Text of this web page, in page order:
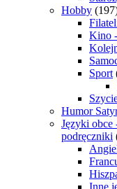
Hobby
Kino
Sport
Humor
Języki obce
podręczniki
Inne